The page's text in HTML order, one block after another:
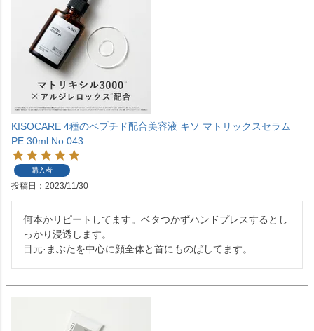
KISOCARE 4種のペプチド配合美容液 キソ マトリックスセラム
PE 30ml No.043
購入者
投稿日 2023/11/30
何本かリピートしてます。ベタつかずハンドプレスするとし
っかり浸透します。
目元·まぶたを中心に顔全体と首にものばしてます。